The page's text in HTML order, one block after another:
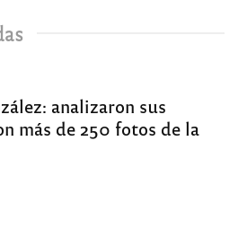
analizaron sus
más de 250 fotos de la